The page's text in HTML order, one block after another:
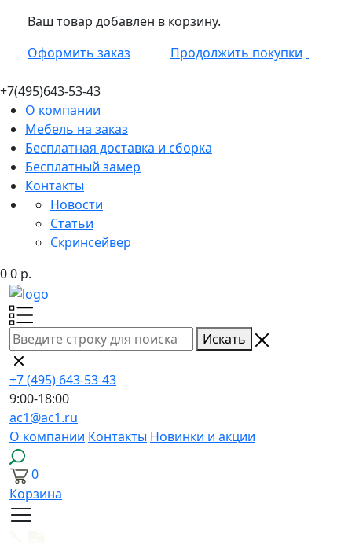
Ваш товар добавлен в корзину.
Оформить заказ
Продолжить покупки
+7(495)643-53-43
О компании
Мебель на заказ
Бесплатная доставка и сборка
Бесплатный замер
Контакты
Новости
Статьи
Скринсейвер
00 р.
Искать
+7 (495) 643-53-43
9:00-18:00
ac1@ac1.ru
О компании Контакты Новинки и акции
0
Корзина